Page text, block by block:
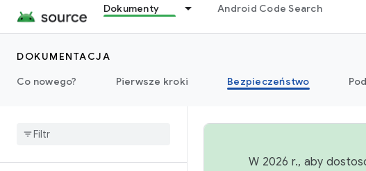
Dokumenty Android Code Search
DOKUMENTACJA
Co nowego?
Pierwsze kroki Bezpieczeństwo
W 2026 r., aby